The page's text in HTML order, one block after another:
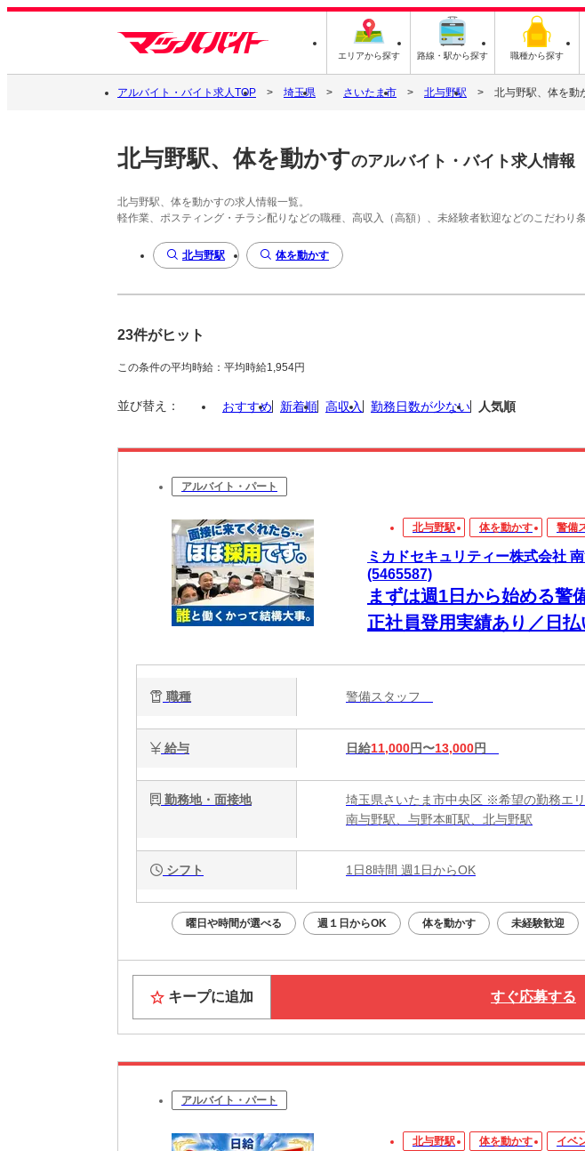
エリアから探す 路線・駅から探す 職種から探す
アルバイト・バイト求人TOP 埼玉県 さいたま市 北与野駅 北与野駅、体を動
北与野駅、体を動かすのアルバイト・バイト求人情報
北与野駅、体を動かすの求人情報一覧。
軽作業、ポスティング・チラシ配りなどの職種、高収入（高額）、未経験者歓迎などのこだわり
北与野駅 体を動かす
23件がヒット
この条件の平均時給：平均時給1,954円
並び替え： おすすめ 新着順 高収入 勤務日数が少ない 人気順
アルバイト・パート
北与野駅 体を動かす 警備
ミカドセキュリティー株式会社
(5465587)
まずは週1日から始める警
正社員登用実績あり／日
職種 警備スタッフ
給与 日給11,000円〜13,000円
勤務地・面接地
埼玉県さいたま市中央区 ※希望の勤務エ
南与野駅、与野本町駅、北与野駅
シフト 1日8時間 週1日からOK
曜日や時間が選べる 週１日からOK 体を動かす 未経験歓迎
キープに追加 すぐ応募する
アルバイト・パート
北与野駅 体を動かす イベ